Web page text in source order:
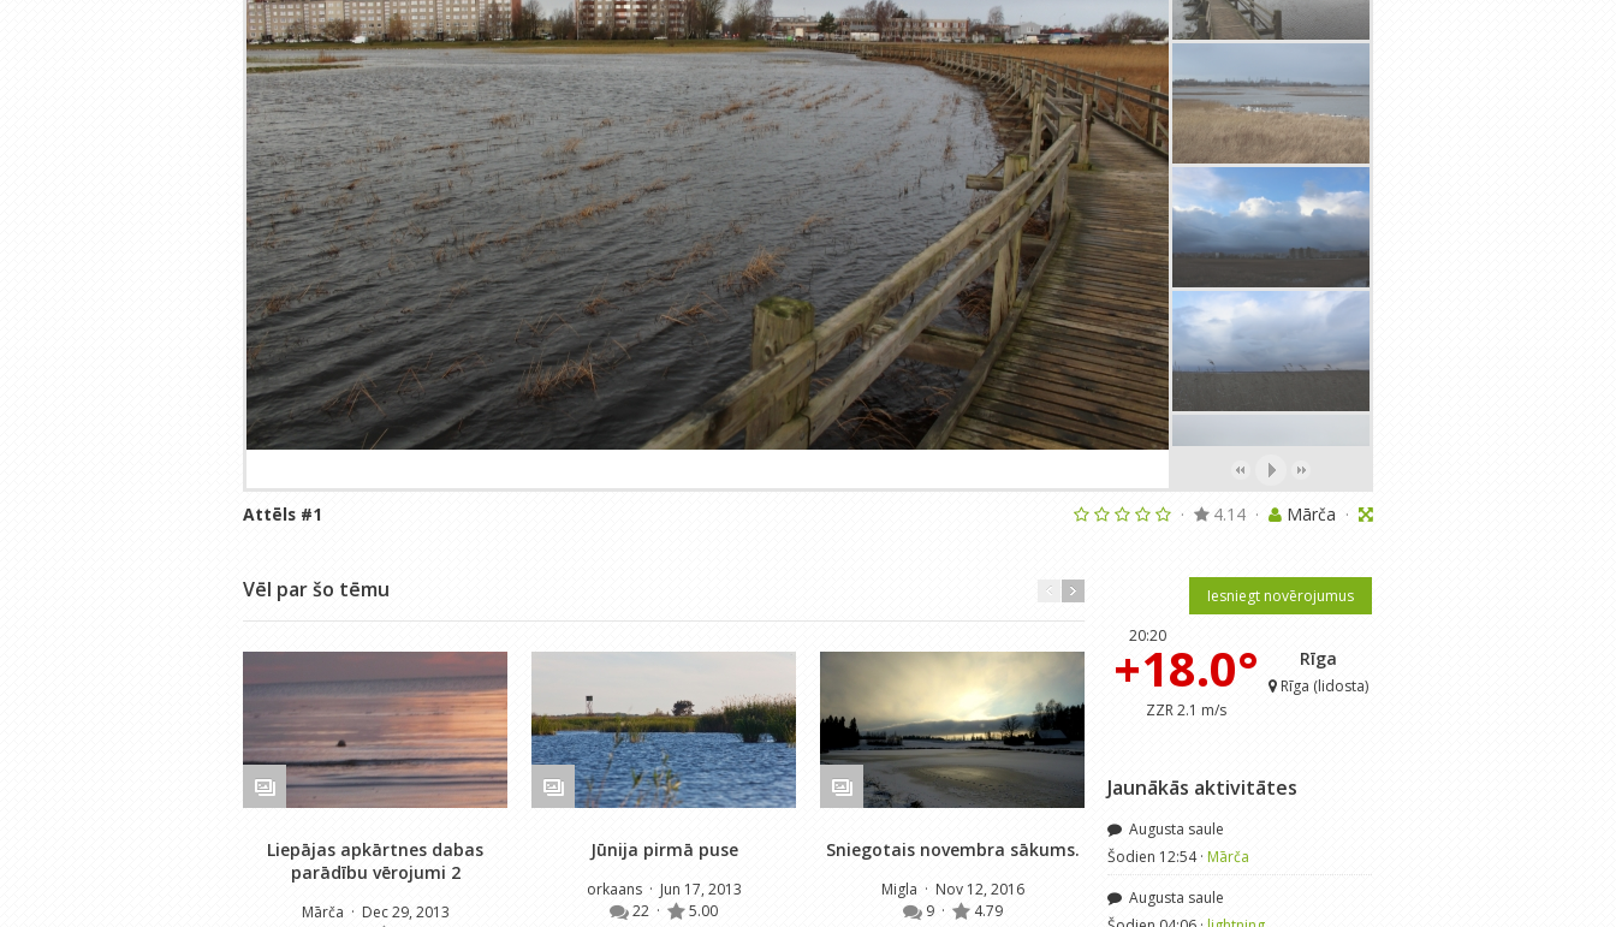
· 4.14 · Mārča ·
Attēls #1
Vēl par šo tēmu
Liepājas apkārtnes dabas
parādību vērojumi 2
Mārča · Dec 29, 2013
Jūnija pirmā puse
orkaans · Jun 17, 2013
22 · 5.00
Sniegotais novembra sākums.
Migla · Nov 12, 2016
9 · 4.79
Negaisus sagaidot (9., 11., 12.
un 16.maijs)
meteolapa
Iesniegt novērojumus
20:20
+18.0°
ZZR 2.1 m/s
Rīga
Rīga (lidosta)
Jaunākās aktivitātes
Augusta saule
Šodien 12:54 · Mārča
Augusta saule